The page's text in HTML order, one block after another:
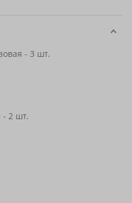
- 3 шт.
- 2 шт.